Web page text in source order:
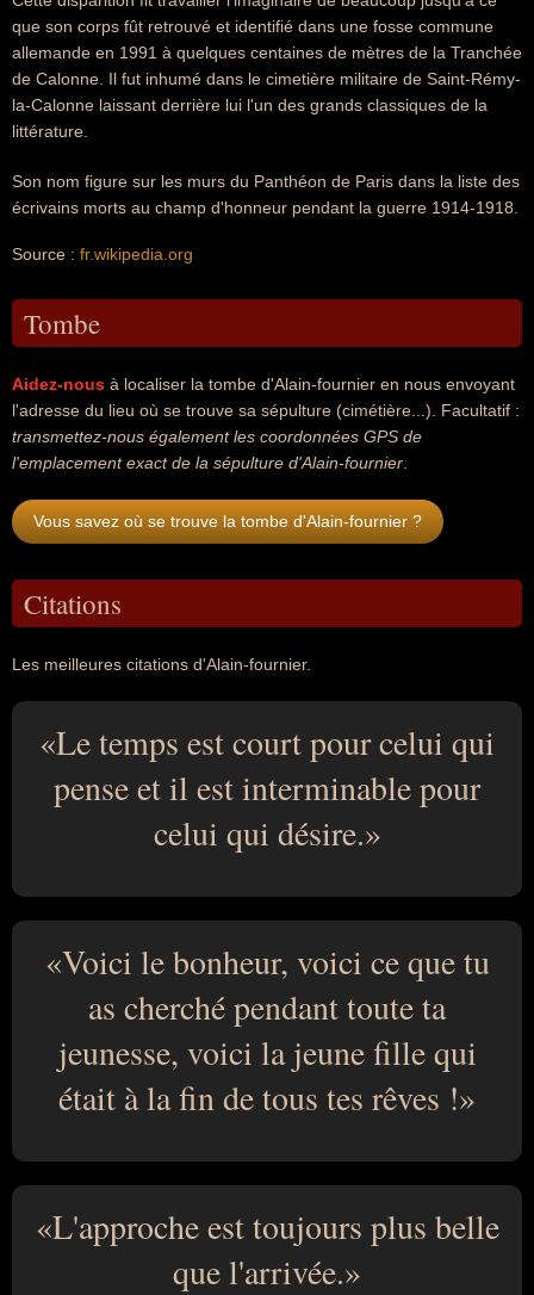
que son corps fût retrouvé et identifié dans une fosse commune
allemande en 1991 à quelques centaines de mètres de la Tranchée
de Calonne. Il fut inhumé dans le cimetière militaire de Saint-Rémy-
la-Calonne laissant derrière lui l'un des grands classiques de la
littérature.
Son nom figure sur les murs du Panthéon de Paris dans la liste des
écrivains morts au champ d'honneur pendant la guerre 1914-1918.
Source : fr.wikipedia.org
Tombe
Aidez-nous à localiser la tombe d'Alain-fournier en nous envoyant
l'adresse du lieu où se trouve sa sépulture (cimétière...). Facultatif :
transmettez-nous également les coordonnées GPS de
l'emplacement exact de la sépulture d'Alain-fournier
Vous savez où se trouve la tombe d'Alain-fournier ?
Citations
Les meilleures citations d'Alain-fournier.
Le temps est court pour celui qui
pense et il est interminable pour
celui qui désire.
Voici le bonheur, voici ce que tu
as cherché pendant toute ta
jeunesse, voici la jeune fille qui
était à la fin de tous tes rêves !
L'approche est toujours plus belle
que l'arrivée.